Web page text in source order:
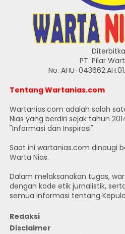
PT. Pilar
No. AHU-
Tentang Wartanias.com
Wartanias.com adalah salah
Nias yang berdiri sejak tahun
"Informasi dan Inspirasi".
Saat ini wartanias.com dinaugi
Warta Nias.
Dalam melaksanakan tugas,
dengan kode etik jurnalistik,
semua informasi tentang
Redaksi
Disclaimer